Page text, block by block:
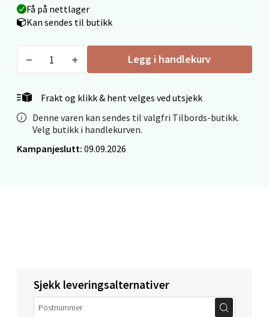
Få på nettlager
Kan sendes til butikk
Legg i handlekurv
Frakt og klikk & hent velges ved utsjekk
Denne varen kan sendes til valgfri Tilbords-butikk.
Velg butikk i handlekurven.
Kampanjeslutt: 09.09.2026
Sjekk leveringsalternativer
Fridtjof Nansensgate 22, 8622 Mo i Rana
0 i butikk
Ålesund - Thon Senter Moa
Molde - Moldetorget